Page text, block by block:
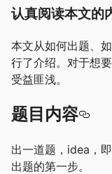
认真阅读本文的
本文从如何出题、
行了介绍。对于想
受益匪浅。
题目内容
出一道题，idea，
出题的第一步。